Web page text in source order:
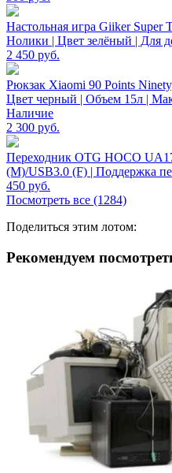
Настольная игра Giiker Super
Нолики | Цвет зелёный | Для
2 450 руб.
Рюкзак Xiaomi 90 Points
Цвет черный | Объем 15л |
Наличие
2 300 руб.
Переходник OTG HOCO
(M)/USB3.0 (F) | Поддержка
450 руб.
Посмотреть все (1284)
Поделиться этим лотом:
Рекомендуем